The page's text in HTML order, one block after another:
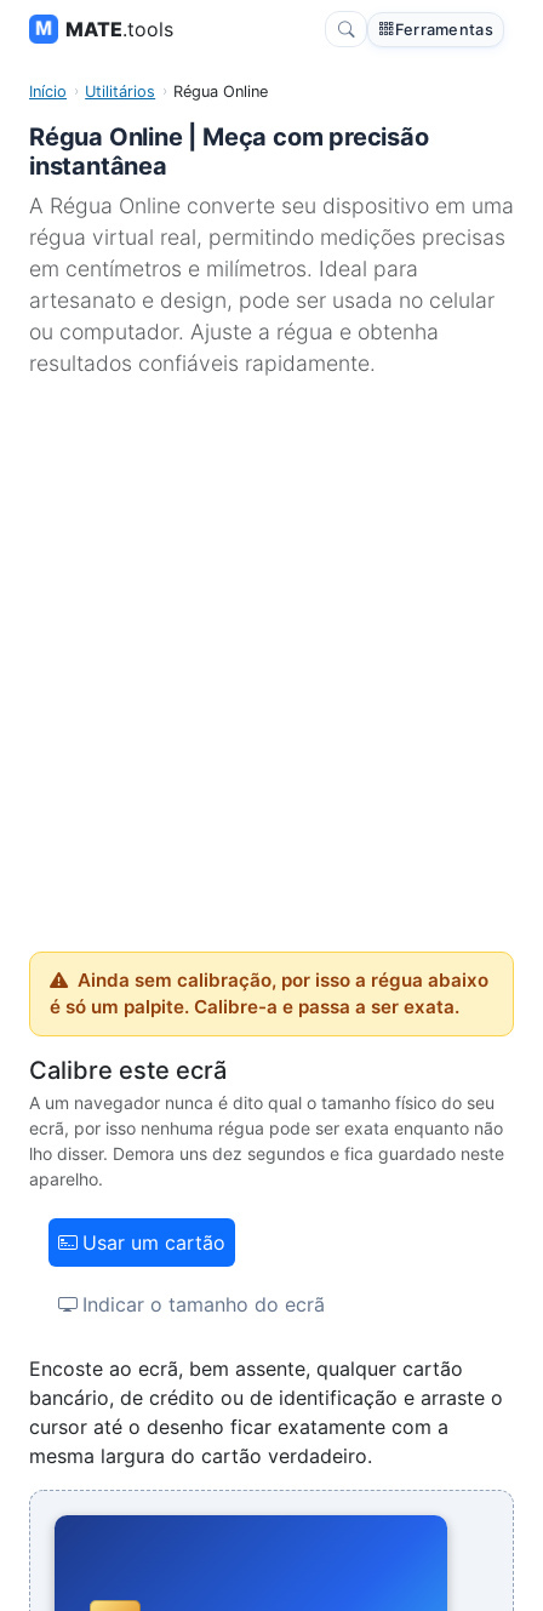
MATE.tools Ferramentas
Início Utilitários Régua Online
Régua Online | Meça com precisão
instantânea
A Régua Online converte seu dispositivo em uma
régua virtual real, permitindo medições precisas
em centímetros e milímetros. Ideal para
artesanato e design, pode ser usada no celular
ou computador. Ajuste a régua e obtenha
resultados confiáveis rapidamente.
Ainda sem calibração, por isso a régua abaixo
é só um palpite. Calibre-a e passa a ser exata.
Calibre este ecrã
A um navegador nunca é dito qual o tamanho físico do seu
ecrã, por isso nenhuma régua pode ser exata enquanto não
lho disser. Demora uns dez segundos e fica guardado neste
aparelho.
Usar um cartão
Indicar o tamanho do ecrã
Encoste ao ecrã, bem assente, qualquer cartão
bancário, de crédito ou de identificação e arraste o
cursor até o desenho ficar exatamente com a
mesma largura do cartão verdadeiro.